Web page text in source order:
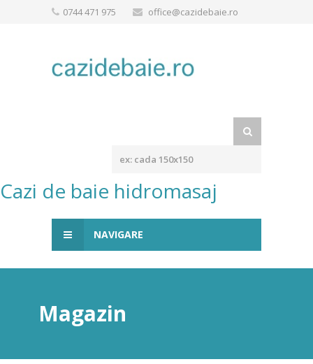
0744 471 975 office@cazidebaie.ro
Cazi de baie hidromasaj
NAVIGARE
Magazin